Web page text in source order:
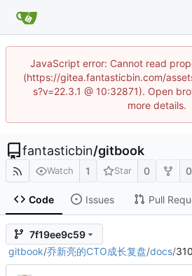
JavaScript error: Cannot read
(https://gitea.fantasticbin.com/
s?v=22.3.1 @ 10:32871). Open
more details.
fantasticbin/gitbook
Watch 1 Star 0 0
Code Issues Pull
7f19ee9c59
gitbook/乔新亮的CTO成长复盘/docs/